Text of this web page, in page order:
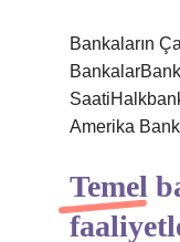
Bankaların
Amerika
Temel